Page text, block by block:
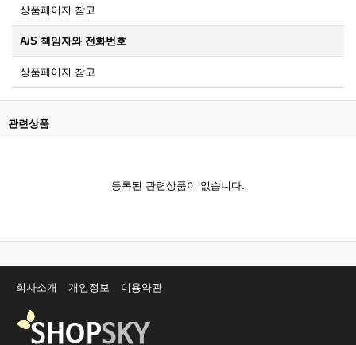
상품페이지 참고
A/S 책임자와 전화번호
상품페이지 참고
관련상품
등록된 관련상품이 없습니다.
회사소개 개인정보 이용약관